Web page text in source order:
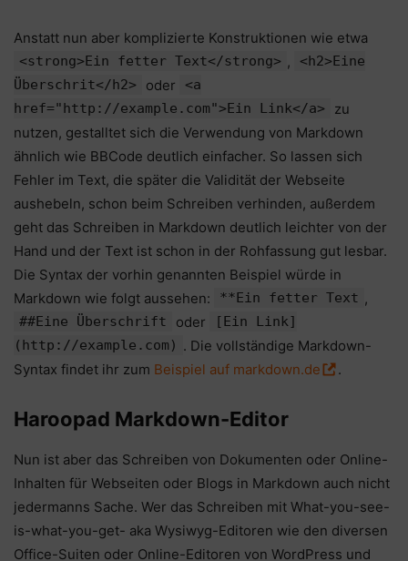
Anstatt nun aber komplizierte Konstruktionen wie etwa
<strong>Ein fetter Text</strong> ,
<h2>Eine
Überschrit</h2>
oder
<a
href="http://example.com">Ein Link</a>
zu
nutzen, gestalltet sich die Verwendung von Markdown
ähnlich wie BBCode deutlich einfacher. So lassen sich
Fehler im Text, die später die Validität der Webseite
aushebeln, schon beim Schreiben verhinden, außerdem
geht das Schreiben in Markdown deutlich leichter von der
Hand und der Text ist schon in der Rohfassung gut lesbar.
Die Syntax der vorhin genannten Beispiel würde in
Markdown wie folgt aussehen:
**Ein fetter Text ,
##Eine Überschrift oder
[Ein Link]
(http://example.com) . Die vollständige Markdown-
Syntax findet ihr zum Beispiel auf markdown.de .
Haroopad Markdown-Editor
Nun ist aber das Schreiben von Dokumenten oder Online-
Inhalten für Webseiten oder Blogs in Markdown auch nicht
jedermanns Sache. Wer das Schreiben mit What-you-see-
is-what-you-get- aka Wysiwyg-Editoren wie den diversen
Office-Suiten oder Online-Editoren von WordPress und